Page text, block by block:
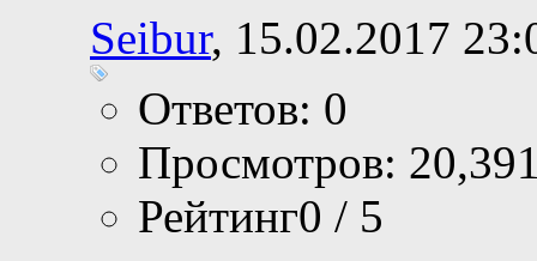
Seibur, 15.02.2017
Ответов: 0
Просмотров:
Рейтинг0 / 5